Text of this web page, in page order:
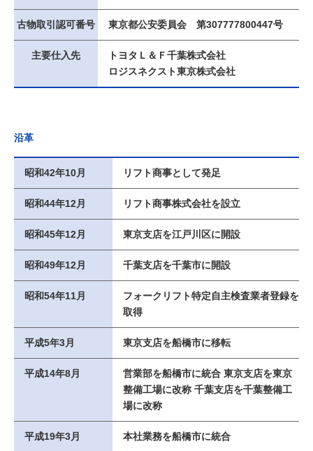
古物取引認可番号 東京都公安委員会 第307777800447号
主要仕入先
トヨタＬ＆Ｆ千葉株式会社
ロジスネクスト東京株式会社
沿革
昭和42年10月 リフト商事として発足
昭和44年12月 リフト商事株式会社を設立
昭和45年12月 東京支店を江戸川区に開設
昭和49年12月 千葉支店を千葉市に開設
昭和54年11月
フォークリフト特定自主検査業者登録を
取得
平成5年3月 東京支店を船橋市に移転
平成14年8月
営業部を船橋市に統合 東京支店を東京
整備工場に改称 千葉支店を千葉整備工
場に改称
平成19年3月 本社業務を船橋市に統合